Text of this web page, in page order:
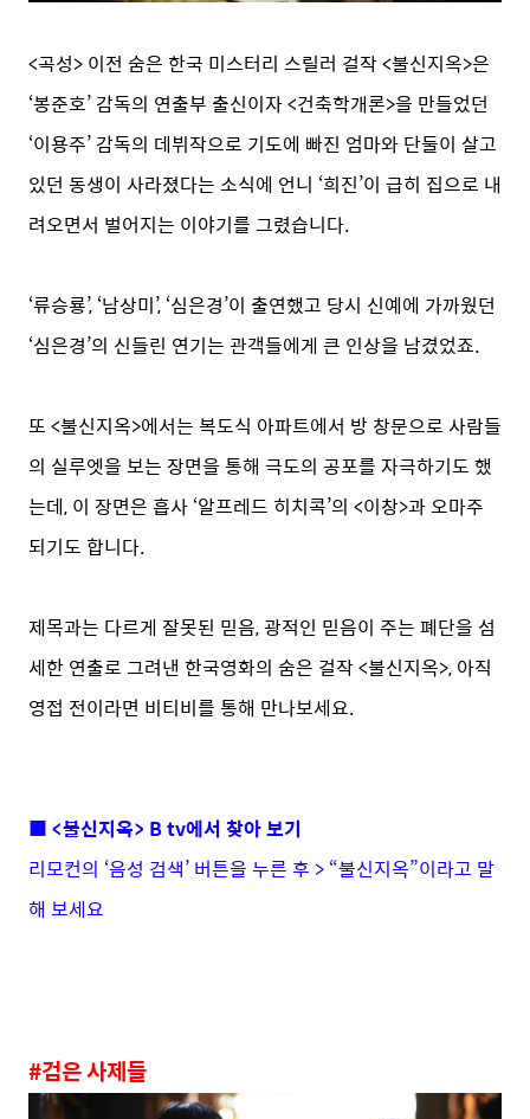
<곡성> 이전 숨은 한국 미스터리 스릴러 걸작 <불신지옥>은
‘봉준호’ 감독의 연출부 출신이자 <건축학개론>을 만들었던
‘이용주’ 감독의 데뷔작으로 기도에 빠진 엄마와 단둘이 살고
있던 동생이 사라졌다는 소식에 언니 ‘희진’이 급히 집으로 내
려오면서 벌어지는 이야기를 그렸습니다.
‘류승룡’, ‘남상미’, ‘심은경’이 출연했고 당시 신예에 가까웠던
‘심은경’의 신들린 연기는 관객들에게 큰 인상을 남겼었죠.
또 <불신지옥>에서는 복도식 아파트에서 방 창문으로 사람들
의 실루엣을 보는 장면을 통해 극도의 공포를 자극하기도 했
는데, 이 장면은 흡사 ‘알프레드 히치콕’의 <이창>과 오마주
되기도 합니다.
제목과는 다르게 잘못된 믿음, 광적인 믿음이 주는 폐단을 섬
세한 연출로 그려낸 한국영화의 숨은 걸작 <불신지옥>, 아직
영접 전이라면 비티비를 통해 만나보세요.
■ <불신지옥> B tv에서 찾아 보기
리모컨의 ‘음성 검색’ 버튼을 누른 후 > “불신지옥”이라고 말
해 보세요
#검은 사제들